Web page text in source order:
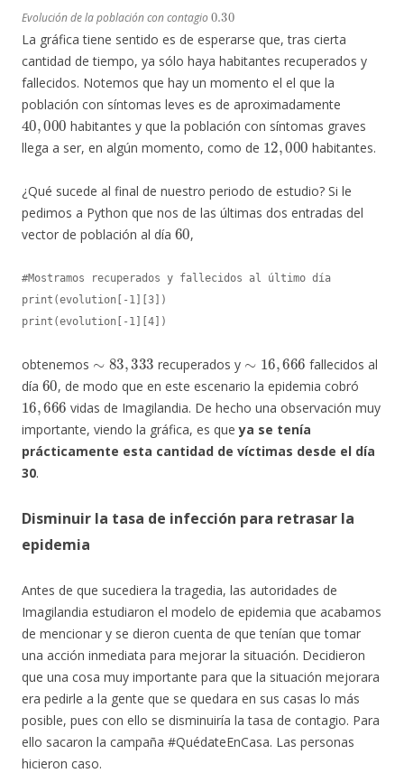
Evolución de la población con contagio
La gráfica tiene sentido es de esperarse que, tras cierta
cantidad de tiempo, ya sólo haya habitantes recuperados y
fallecidos. Notemos que hay un momento el el que la
población con síntomas leves es de aproximadamente
40,000
habitantes y que la población con síntomas graves
llega a ser, en algún momento, como de
12,000
habitantes.
¿Qué sucede al final de nuestro periodo de estudio? Si le
pedimos a Python que nos de las últimas dos entradas del
vector de población al día
60
,
#Mostramos recuperados y fallecidos al último día
print(evolution[-1][3])
print(evolution[-1][4])
obtenemos
83 333
recuperados y
16 666
fallecidos al
día
60
, de modo que en este escenario la epidemia cobró
16 666
vidas de Imagilandia. De hecho una observación muy
importante, viendo la gráfica, es queya se tenía
prácticamente esta cantidad de víctimas desde el día
30.
Disminuir la tasa de infección para retrasar la
epidemia
Antes de que sucediera la tragedia, las autoridades de
Imagilandia estudiaron el modelo de epidemia que acabamos
de mencionar y se dieron cuenta de que tenían que tomar
una acción inmediata para mejorar la situación. Decidieron
que una cosa muy importante para que la situación mejorara
era pedirle a la gente que se quedara en sus casas lo más
posible, pues con ello se disminuiría la tasa de contagio. Para
ello sacaron la campaña #QuédateEnCasa. Las personas
hicieron caso.